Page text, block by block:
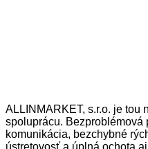
ALLINMARKET, s.r.o. je tou
spoluprácu. Bezproblémová
komunikácia, bezchybné
ústretovosť a úplná ochota